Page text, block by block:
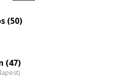
(50)
(47)